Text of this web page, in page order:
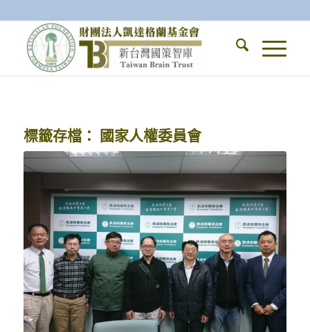
標籤存檔： 國家人權委員會